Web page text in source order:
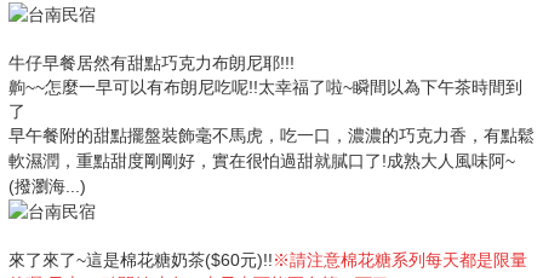
牛仔早餐居然有甜點巧克力布朗尼耶!!!
齁~~怎麼一早可以有布朗尼吃呢!!太幸福了啦~瞬間以為下午茶時間到
了
早午餐附的甜點擺盤裝飾毫不馬虎， 吃一口，濃濃的巧克力香，有點鬆
軟濕潤，重點甜度剛剛好，實在很怕過甜就膩口了!成熟大人風味阿~
(撥瀏海...)
來了來了~這是棉花糖奶茶($60元)!!※請注意棉花糖系列每天都是限量